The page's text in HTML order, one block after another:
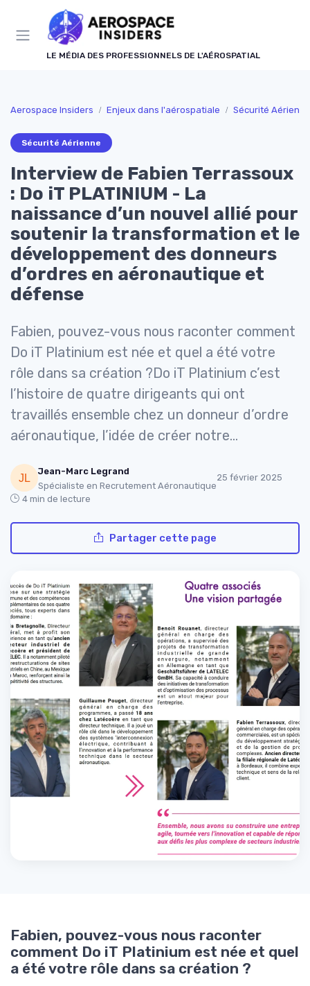
LE MÉDIA DES PROFESSIONNELS DE L'AÉROSPATIAL
Aerospace Insiders Enjeux dans l'aérospatiale Sécurité Aérienne
Sécurité Aérienne
Interview de Fabien Terrassoux
: Do iT PLATINIUM - La
naissance d’un nouvel allié pour
soutenir la transformation et le
développement des donneurs
d’ordres en aéronautique et
défense
Fabien, pouvez-vous nous raconter comment
Do iT Platinium est née et quel a été votre
rôle dans sa création ?Do iT Platinium c’est
l’histoire de quatre dirigeants qui ont
travaillés ensemble chez un donneur d’ordre
aéronautique, l’idée de créer notre...
Jean-Marc Legrand
Spécialiste en Recrutement Aéronautique
25 février 2025
4 min de lecture
Partager cette page
Fabien, pouvez-vous nous raconter
comment Do iT Platinium est née et quel
a été votre rôle dans sa création ?
Panneau de gestion des cookies